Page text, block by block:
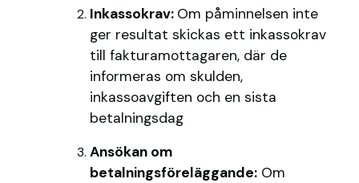
Inkassokrav: Om påminnelsen inte
ger resultat skickas ett inkassokrav
till fakturamottagaren, där de
informeras om skulden,
inkassoavgiften och en sista
betalningsdag
Ansökan om
betalningsföreläggande:Om